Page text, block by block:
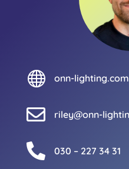
 onn-lighting.com
 riley@onn-
 030 – 227 34 31